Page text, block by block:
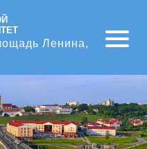
Ленина,
Open